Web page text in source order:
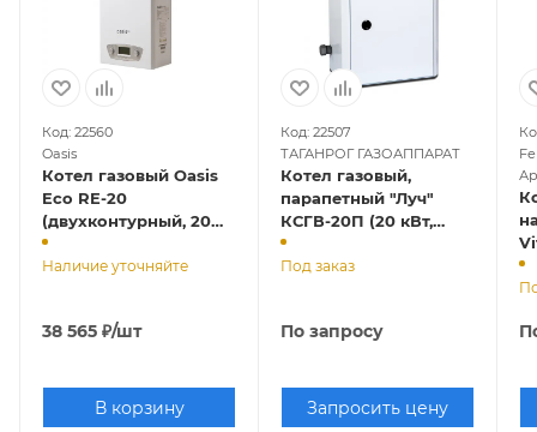
Код: 22560
Oasis
Котел газовый Oasis
Eco RE-20
(двухконтурный, 20
кВт, закрытая камера,
раздельный
Наличие уточняйте
38 565 ₽/шт
В корзину
Код: 22507
ТАГАНРОГ ГАЗОАППАРАТ
Котел газовый,
парапетный "Луч"
КСГВ-20П (20 кВт,
двухконтурный,
закрытая камера),
Под заказ
По запросу
Запросить цену